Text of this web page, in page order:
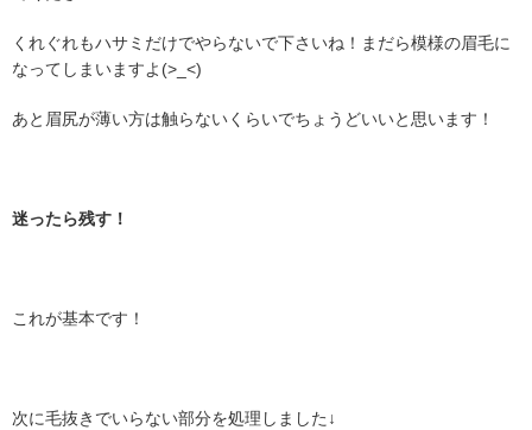
くれぐれもハサミだけでやらないで下さいね！まだら模様の眉毛に
なってしまいますよ(>_<)
あと眉尻が薄い方は触らないくらいでちょうどいいと思います！
迷ったら残す！
これが基本です！
次に毛抜きでいらない部分を処理しました↓